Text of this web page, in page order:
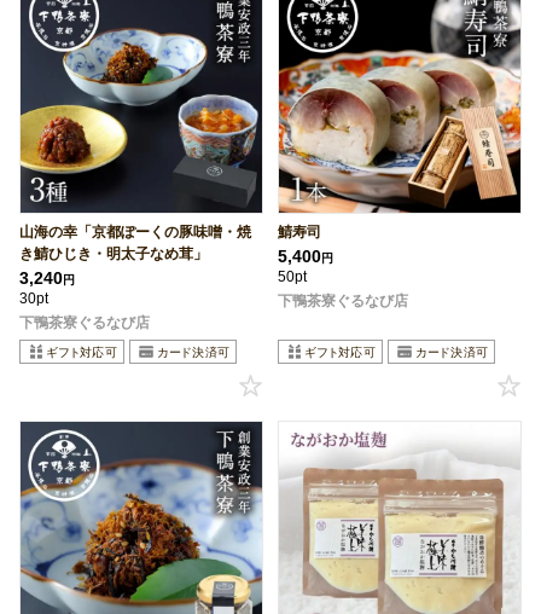
山海の幸「京都ぽーくの豚味噌・焼
き鯖ひじき・明太子なめ茸」
3,240円
30pt
下鴨茶寮ぐるなび店
鯖寿司
5,400円
50pt
下鴨茶寮ぐるなび店